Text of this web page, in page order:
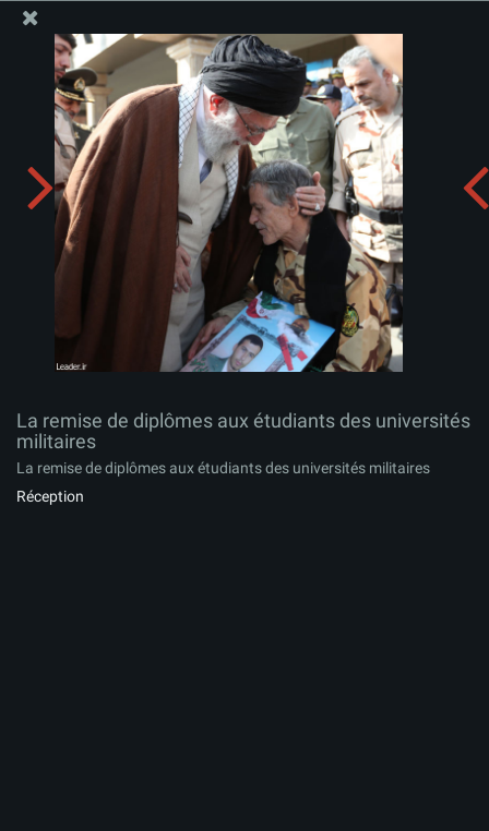
Site Officiel du Bureau du Guide Suprême - Ayatollah Khamenei
La remise de diplômes aux étudiants des universités
militaires
Télécharger l'album:
La remise de diplômes aux étudiants des universités
militaires
La remise de diplômes aux étudiants des universités militaires
Réception